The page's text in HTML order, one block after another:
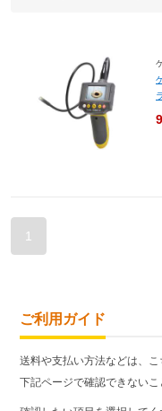
1
ご利用ガイド
送料や支払い方法などは、こ
下記ページで確認できないこ